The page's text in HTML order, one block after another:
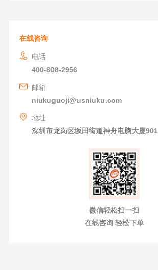
在线咨询
电话
400-808-2956
邮箱
niukuguoji@usniuku.com
地址
深圳市龙岗区坂田街道神舟电脑大厦901
微信轻松扫一扫
在线咨询 轻松下单